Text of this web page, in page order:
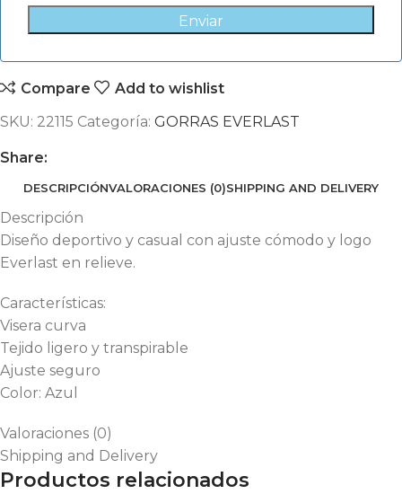
Enviar
Compare
Add to wishlist
SKU: 22115 Categoría: GORRAS EVERLAST
Share:
DESCRIPCIÓNVALORACIONES (0)SHIPPING AND DELIVERY
Descripción
Diseño deportivo y casual con ajuste cómodo y logo
Everlast en relieve.
Características:
Visera curva
Tejido ligero y transpirable
Ajuste seguro
Color: Azul
Valoraciones (0)
Shipping and Delivery
Productos relacionados